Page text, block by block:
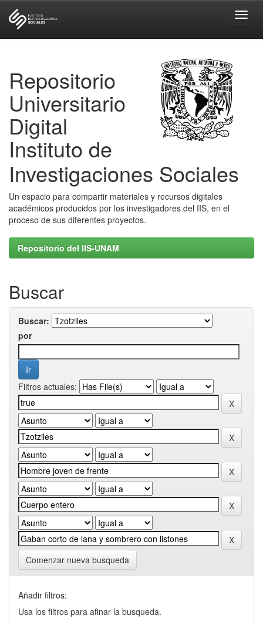
Repositorio
Universitario
Digital
Instituto de
Investigaciones Sociales
Un espacio para compartir materiales y recursos digitales
académicos producidos por los investigadores del IIS, en el
proceso de sus diferentes proyectos.
Repositorio del IIS-UNAM
Buscar
Buscar:
por
Filtros actuales:
Comenzar nueva busqueda
Añadir filtros:
Usa los filtros para afinar la busqueda.